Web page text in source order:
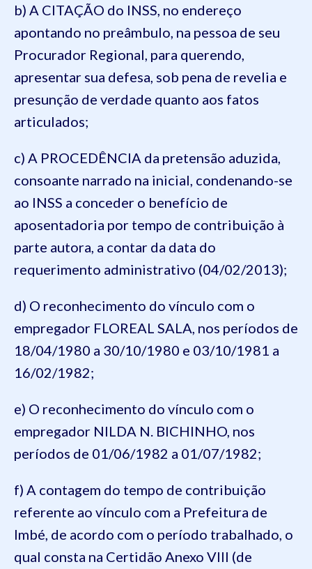
b) A CITAÇÃO do INSS, no endereço
apontando no preâmbulo, na pessoa de seu
Procurador Regional, para querendo,
apresentar sua defesa, sob pena de revelia e
presunção de verdade quanto aos fatos
articulados;
c) A PROCEDÊNCIA da pretensão aduzida,
consoante narrado na inicial, condenando-se
ao INSS a conceder o benefício de
aposentadoria por tempo de contribuição à
parte autora, a contar da data do
requerimento administrativo (04/02/2013);
d) O reconhecimento do vínculo com o
empregador FLOREAL SALA, nos períodos de
18/04/1980 a 30/10/1980 e 03/10/1981 a
16/02/1982;
e) O reconhecimento do vínculo com o
empregador NILDA N. BICHINHO, nos
períodos de 01/06/1982 a 01/07/1982;
f) A contagem do tempo de contribuição
referente ao vínculo com a Prefeitura de
Imbé, de acordo com o período trabalhado, o
qual consta na Certidão Anexo VIII (de